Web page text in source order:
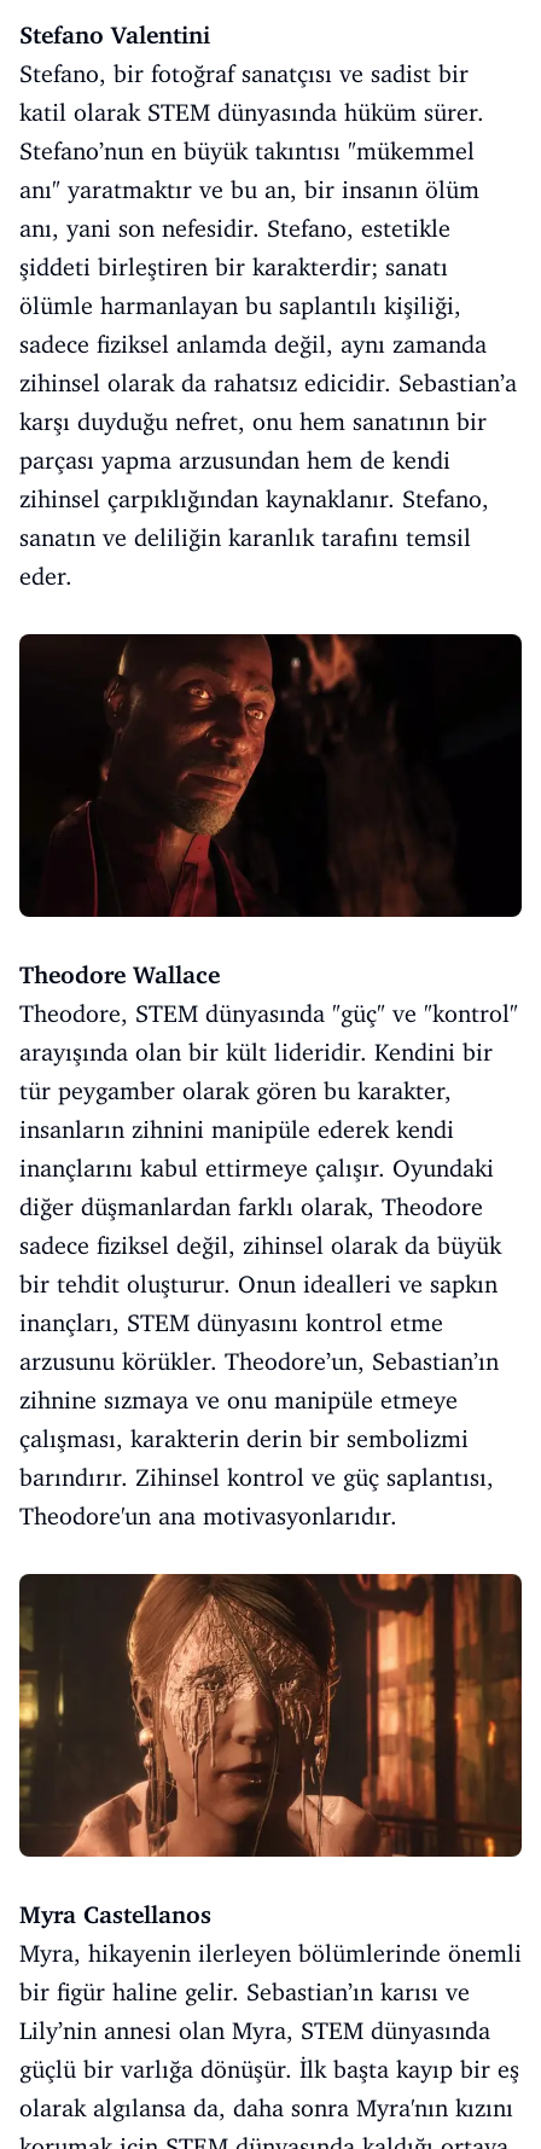
Stefano Valentini
Stefano, bir fotoğraf sanatçısı ve sadist bir
katil olarak STEM dünyasında hüküm sürer.
Stefano’nun en büyük takıntısı "mükemmel
anı" yaratmaktır ve bu an, bir insanın ölüm
anı, yani son nefesidir. Stefano, estetikle
şiddeti birleştiren bir karakterdir; sanatı
ölümle harmanlayan bu saplantılı kişiliği,
sadece fiziksel anlamda değil, aynı zamanda
zihinsel olarak da rahatsız edicidir. Sebastian’a
karşı duyduğu nefret, onu hem sanatının bir
parçası yapma arzusundan hem de kendi
zihinsel çarpıklığından kaynaklanır. Stefano,
sanatın ve deliliğin karanlık tarafını temsil
eder.
Theodore Wallace
Theodore, STEM dünyasında "güç" ve "kontrol"
arayışında olan bir kült lideridir. Kendini bir
tür peygamber olarak gören bu karakter,
insanların zihnini manipüle ederek kendi
inançlarını kabul ettirmeye çalışır. Oyundaki
diğer düşmanlardan farklı olarak, Theodore
sadece fiziksel değil, zihinsel olarak da büyük
bir tehdit oluşturur. Onun idealleri ve sapkın
inançları, STEM dünyasını kontrol etme
arzusunu körükler. Theodore’un, Sebastian’ın
zihnine sızmaya ve onu manipüle etmeye
çalışması, karakterin derin bir sembolizmi
barındırır. Zihinsel kontrol ve güç saplantısı,
Theodore'un ana motivasyonlarıdır.
Myra Castellanos
Myra, hikayenin ilerleyen bölümlerinde önemli
bir figür haline gelir. Sebastian’ın karısı ve
Lily’nin annesi olan Myra, STEM dünyasında
güçlü bir varlığa dönüşür. İlk başta kayıp bir eş
olarak algılansa da, daha sonra Myra'nın kızını